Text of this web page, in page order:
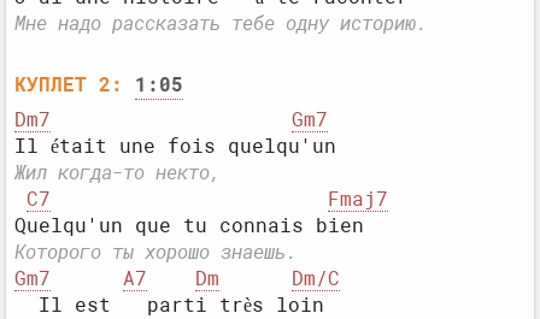
Мне надо рассказать тебе одну историю.
КУПЛЕТ 2:
1:05
Dm7
Gm7
Жил когда-то некто,
C7
Fmaj7
Которого ты хорошо знаешь.
Gm7
A7 Dm
Dm/C